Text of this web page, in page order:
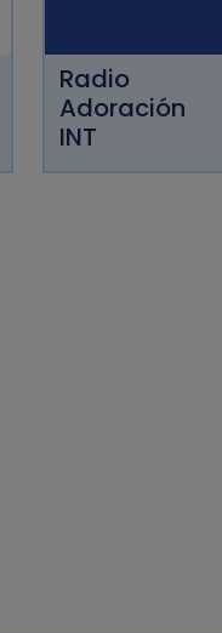
Radio
Adoración
INT